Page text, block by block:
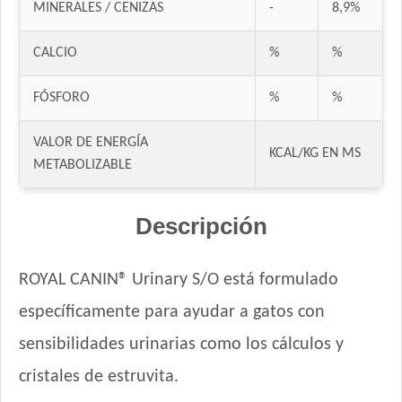
Excellent Gato Adulto
Excellent Gato Adulto con Piel Sensible
Fawna Gato Adulto
Fawna Gato Esterilizado
Fawna Gato Urinario
Felix Megamix Gato Adulto
Gati Gato Adulto sabor Carne y Pollo
Gati Gato Adulto sabor Pescado y Salmón a la Primavera
Gaucho Gato Pescado
MINERALES / CENIZAS - 8,9%
CALCIO % %
FÓSFORO % %
VALOR DE ENERGÍA
METABOLIZABLE
KCAL/KG EN MS
Descripción
ROYAL CANIN® Urinary S/O está formulado
específicamente para ayudar a gatos con
sensibilidades urinarias como los cálculos y
cristales de estruvita.